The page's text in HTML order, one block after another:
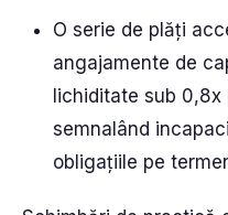
O serie de plăți
angajamente de
lichiditate sub
semnalând
obligațiile pe